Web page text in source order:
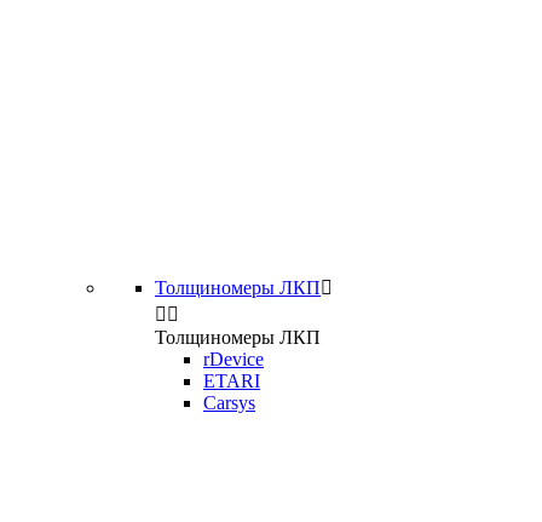
Толщиномеры ЛКП
 
Толщиномеры ЛКП
rDevice
ETARI
Carsys